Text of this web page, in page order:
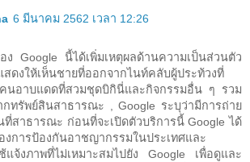
6 มีนาคม 2562 เวลา 12:26
Google นี้ได้เพิ่มเหตุผลด้านความเป็นส่วนตัว
สดงให้เห็นชายที่ออกจากไนท์คลับผู้ประท้วงที่
นอาบแดดที่สวมชุดบิกินี่และกิจกรรมอื่น ๆ รวม
กทรัพย์สินสาธารณะ , Google ระบุว่ามีการถ่าย
ที่สาธารณะ ก่อนที่จะเปิดตัวบริการนี้ Google ได้
งการป้องกันอาชญากรรมในประเทศและ
แจ้งภาพที่ไม่เหมาะสมไปยัง Google เพื่อดูและ